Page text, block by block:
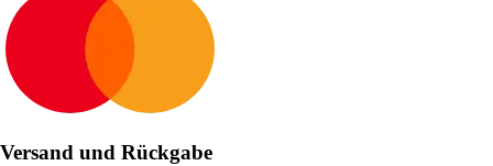
Versand und Rückgabe